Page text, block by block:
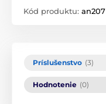
Kód produktu: an207
Príslušenstvo (3)
Hodnotenie (0)